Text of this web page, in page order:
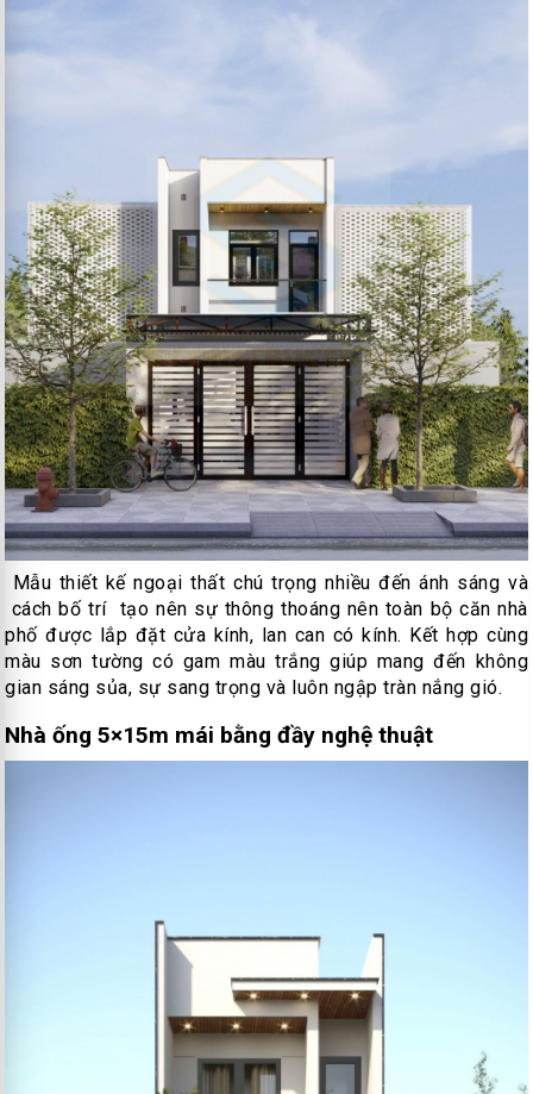
Mẫu thiết kế ngoại thất chú trọng nhiều đến ánh sáng và
cách bố trí tạo nên sự thông thoáng nên toàn bộ căn nhà
phố được lắp đặt cửa kính, lan can có kính. Kết hợp cùng
màu sơn tường có gam màu trắng giúp mang đến không
gian sáng sủa, sự sang trọng và luôn ngập tràn nắng gió.
Nhà ống 5×15m mái bằng đầy nghệ thuật